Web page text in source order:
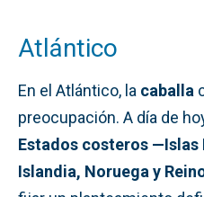
Atlántico
En el Atlántico, la caballa
preocupación. A día de
Estados costeros —Islas
Islandia, Noruega y